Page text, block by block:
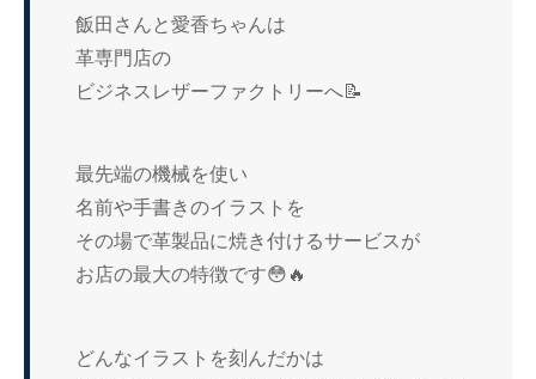
飯田さんと愛香ちゃんは
革専門店の
ビジネスレザーファクトリーへ📝
最先端の機械を使い
名前や手書きのイラストを
その場で革製品に焼き付けるサービスが
お店の最大の特徴です😳🔥
どんなイラストを刻んだかは